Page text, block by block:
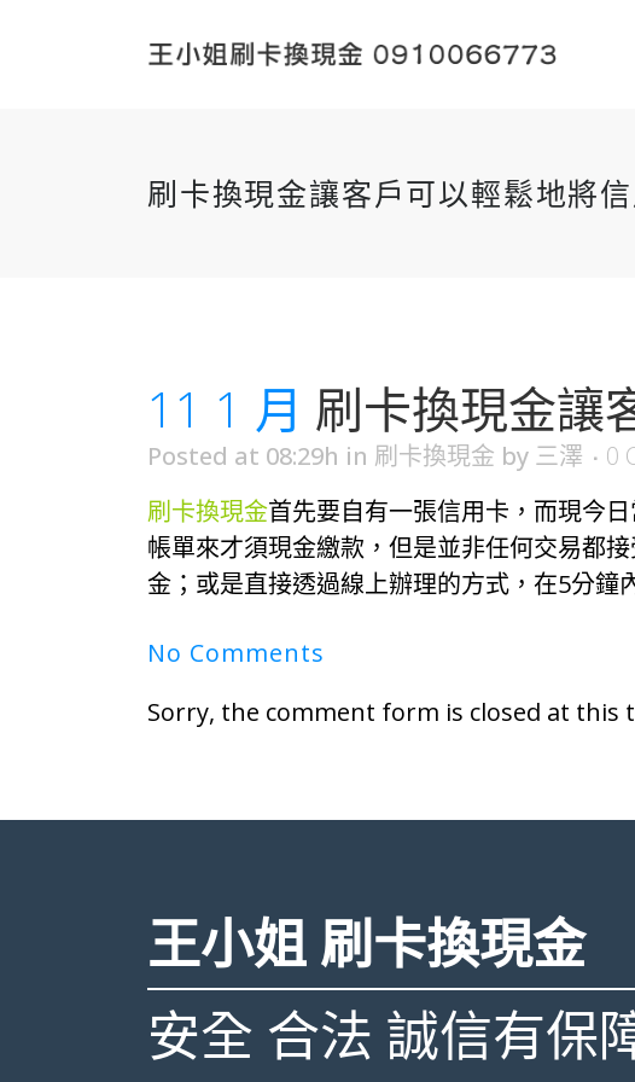
刷卡換現金讓客戶可以輕鬆地將
11 1 月 刷卡換現金讓
Posted at 08:29h in 刷卡換現金 by 三澤 0
刷卡換現金首先要自有一張信用卡，而現今
帳單來才須現金繳款，但是並非任何交易都
金；或是直接透過線上辦理的方式，在5分鐘
No Comments
Sorry, the comment form is closed at this
王小姐 刷卡換現金
安全 合法 誠信有保